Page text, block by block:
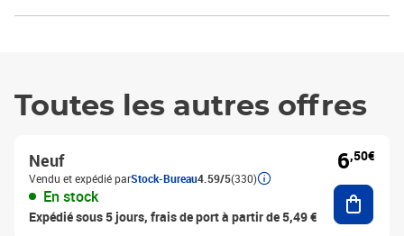
Toutes les autres offres
Neuf
Vendu et expédié parStock-Bureau4.59/5(330)
En stock
Expédié sous 5 jours, frais de port à partir de 5,49 €
6,50€